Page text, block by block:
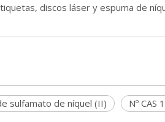
discos láser y espuma de
sulfamato de níquel (II) Nº CAS